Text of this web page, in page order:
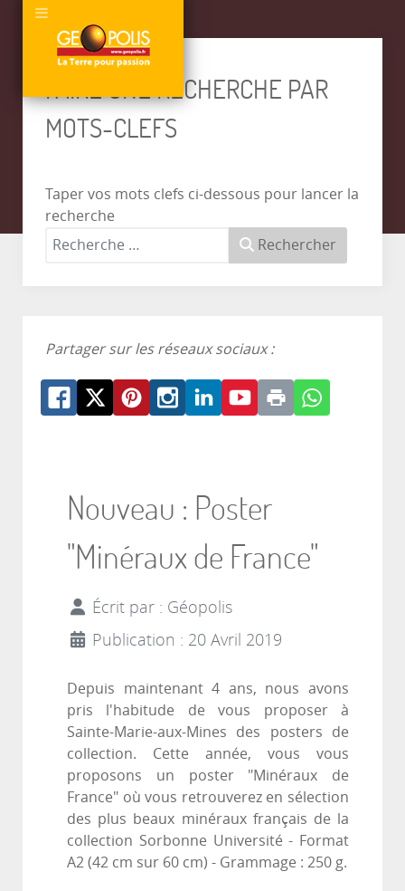
FAIRE UNE RECHERCHE PAR
MOTS-CLEFS
Taper vos mots clefs ci-dessous pour lancer la
recherche
Rechercher
Partager sur les réseaux sociaux :
Nouveau : Poster
"Minéraux de France"
Écrit par : Géopolis
Publication : 20 Avril 2019
Depuis maintenant 4 ans, nous avons
pris l'habitude de vous proposer à
Sainte-Marie-aux-Mines des posters de
collection. Cette année, vous vous
proposons un poster "Minéraux de
France" où vous retrouverez en sélection
des plus beaux minéraux français de la
collection Sorbonne Université - Format
A2 (42 cm sur 60 cm) - Grammage : 250 g.